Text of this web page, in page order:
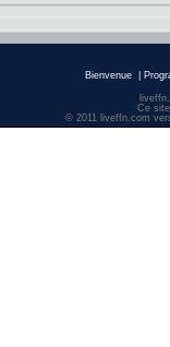
Bienvenue
Ce
© 2011 liveffn.com